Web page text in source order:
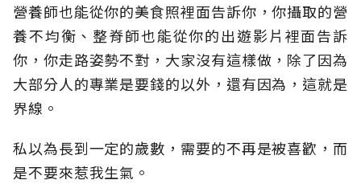
營養師也能從你的美食照裡面告訴你，你攝取的營
養不均衡、整脊師也能從你的出遊影片裡面告訴
你，你走路姿勢不對，大家沒有這樣做，除了因為
大部分人的專業是要錢的以外，還有因為，這就是
界線。
私以為長到一定的歲數，需要的不再是被喜歡，而
是不要來惹我生氣。